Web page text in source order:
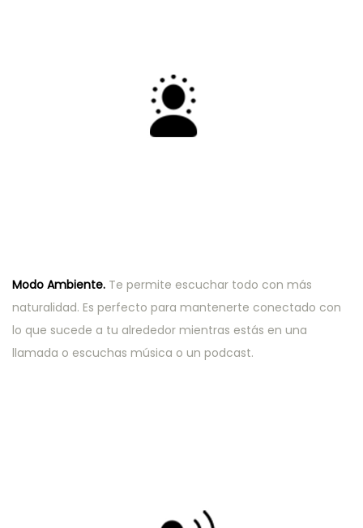
Modo Ambiente. Te permite escuchar todo con más
naturalidad. Es perfecto para mantenerte conectado con
lo que sucede a tu alrededor mientras estás en una
llamada o escuchas música o un podcast.